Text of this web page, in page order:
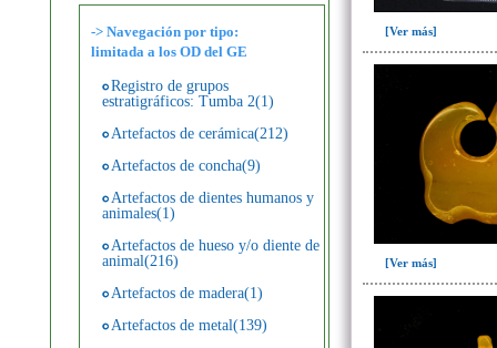
-> Navegación por tipo:
limitada a los OD del GE
Registro de grupos
estratigráficos: Tumba 2(1)
Artefactos de cerámica(212)
Artefactos de concha(9)
Artefactos de dientes humanos y
animales(1)
Artefactos de hueso y/o diente de
animal(216)
Artefactos de madera(1)
Artefactos de metal(139)
[Ver más]
[Ver más]